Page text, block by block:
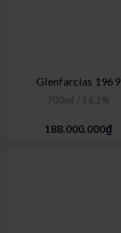
Glenfarclas 1969
700ml / 56,2%
188.000.000₫